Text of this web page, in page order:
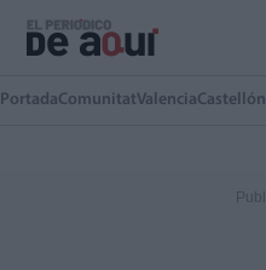
PortadaComunitatValenciaCastellón